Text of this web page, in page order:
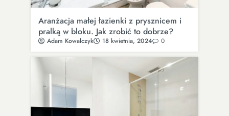
Aranżacja małej łazienki z prysznicem i
pralką w bloku. Jak zrobić to dobrze?
Adam Kowalczyk 18 kwietnia, 2024 0